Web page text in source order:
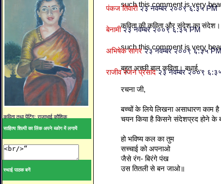
कविता तथा पेंटिंग: राजाभाई कौशिक
साहित्य शिल्पी का लिंक अपने ब्ळोग में लगायें
स्थाई पाठक बनें
such this comment is very
पंकज तिवारी२३ नवम्बर २००९ ६:३५ PM
कविता की कविता और संदेश का संदेश।
बेनामी२३ नवम्बर २००९ ६:३५ PM
such this comment is very
अभिषेक सागर २३ नवम्बर २००९ ६:३५
बहुत अच्छी बाल कविता। बधाई..
राजीव रंजन प्रसाद २३ नवम्बर २००९
रचना जी,
बच्चों के लिये लिखना असाधारण
चयन किया है किसने संदेशप्रद होने के
हो भविष्य कल का तुम
सच्चाई को अपनाओ
जैसे रंग- बिरंगे पंख
उस तितली से बन जाओ॥